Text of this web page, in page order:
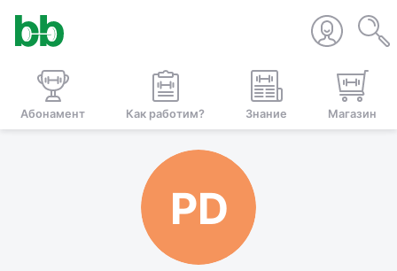
Абонамент Как работим? Знание Магазин
PD